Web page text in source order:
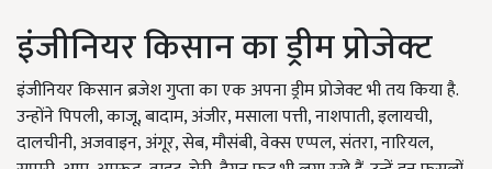
इंजीनियर किसान का ड्रीम प्रोजेक्ट
इंजीनियर किसान ब्रजेश गुप्ता का एक अपना ड्रीम प्रोजेक्ट भी तय किया है.
उन्होंने पिपली, काजू, बादाम, अंजीर, मसाला पत्ती, नाशपाती, इलायची,
दालचीनी, अजवाइन, अंगूर, सेब, मौसंबी, वेक्स एप्पल, संतरा, नारियल,